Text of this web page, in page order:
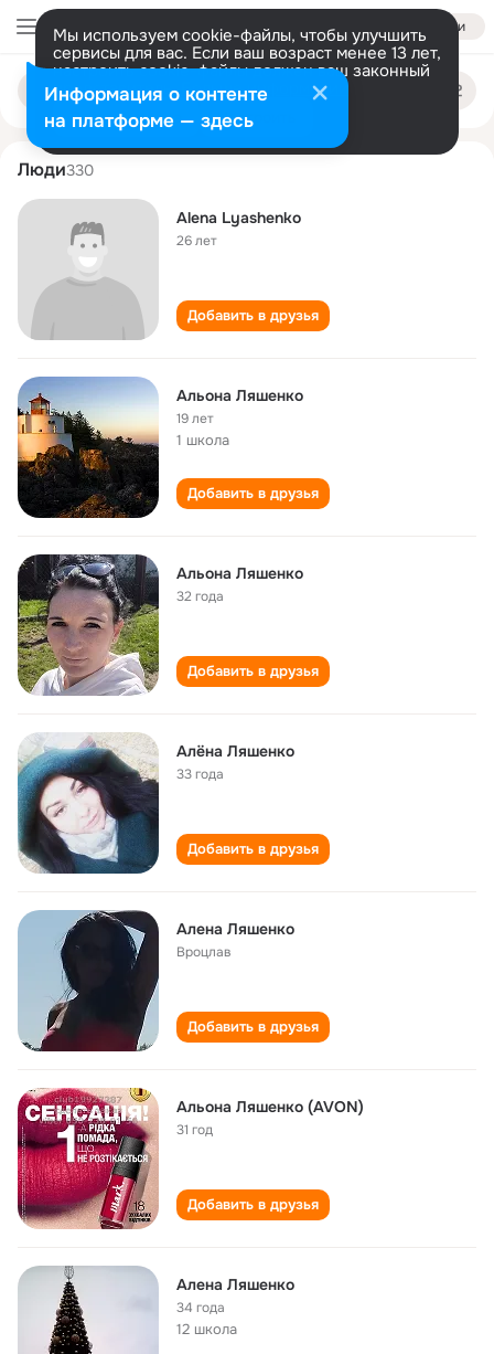
Войти
Мы используем cookie-файлы, чтобы улучшить
сервисы для вас. Если ваш возраст менее 13 лет,
настроить cookie-файлы должен ваш законный
представитель. Больше информации
Разрешить все Настроить
Поиск
людям
alyona lyashenko
Люди330
Alena Lyashenko
26 лет
Добавить в друзья
Альона Ляшенко
19 лет
1 школа
Добавить в друзья
Альона Ляшенко
32 года
Добавить в друзья
Алёна Ляшенко
33 года
Добавить в друзья
Алена Ляшенко
Вроцлав
Добавить в друзья
Альона Ляшенко (AVON)
31 год
Добавить в друзья
Алена Ляшенко
34 года
12 школа
Информация о контенте
на платформе — здесь